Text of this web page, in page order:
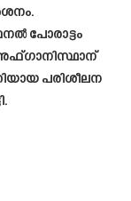
പോരാട്ടം
പരിശീലന